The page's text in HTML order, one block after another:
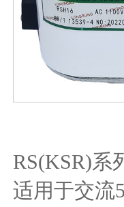
RS(KSR)系
适用于交流